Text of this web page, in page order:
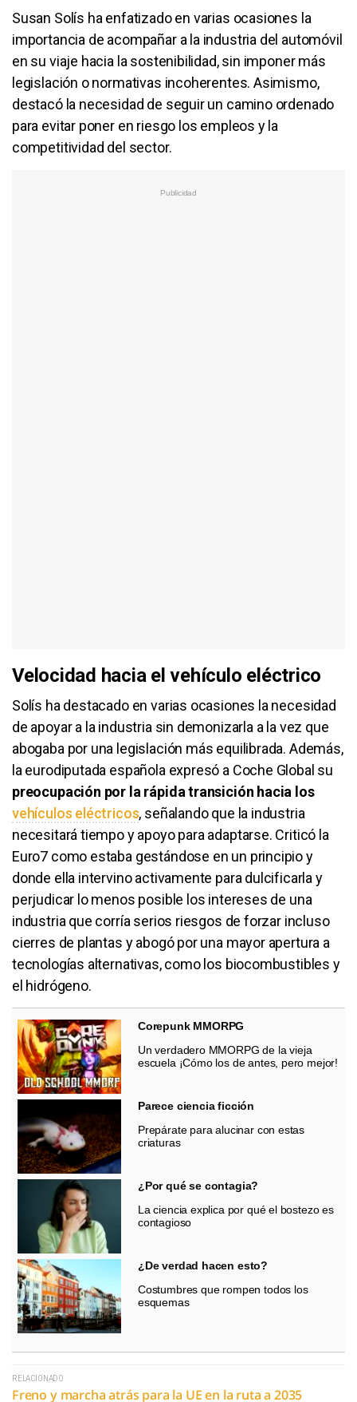
Susan Solís ha enfatizado en varias ocasiones la
importancia de acompañar a la industria del automóvil
en su viaje hacia la sostenibilidad, sin imponer más
legislación o normativas incoherentes. Asimismo,
destacó la necesidad de seguir un camino ordenado
para evitar poner en riesgo los empleos y la
competitividad del sector.
Velocidad hacia el vehículo eléctrico
Solís ha destacado en varias ocasiones la necesidad
de apoyar a la industria sin demonizarla a la vez que
abogaba por una legislación más equilibrada. Además,
la eurodiputada española expresó a Coche Global su
preocupación por la rápida transición hacia los
vehículos eléctricos, señalando que la industria
necesitará tiempo y apoyo para adaptarse. Criticó la
Euro7 como estaba gestándose en un principio y
donde ella intervino activamente para dulcificarla y
perjudicar lo menos posible los intereses de una
industria que corría serios riesgos de forzar incluso
cierres de plantas y abogó por una mayor apertura a
tecnologías alternativas, como los biocombustibles y
el hidrógeno.
Corepunk MMORPG
Un verdadero MMORPG de la vieja
escuela ¡Cómo los de antes, pero mejor!
Parece ciencia ficción
Prepárate para alucinar con estas
criaturas
¿Por qué se contagia?
La ciencia explica por qué el bostezo es
contagioso
¿De verdad hacen esto?
Costumbres que rompen todos los
esquemas
RELACIONADO
Freno y marcha atrás para la UE en la ruta a 2035